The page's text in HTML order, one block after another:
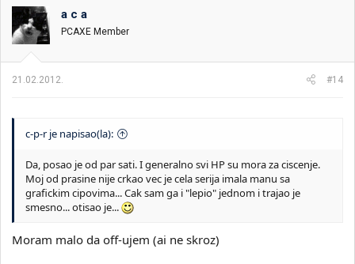
a c a
PCAXE Member
21.02.2012. #14
c-p-r je napisao(la):
Da, posao je od par sati. I generalno svi HP su mora za ciscenje.
Moj od prasine nije crkao vec je cela serija imala manu sa
grafickim cipovima... Cak sam ga i "lepio" jednom i trajao je
smesno... otisao je...
Moram malo da off-ujem (ai ne skroz)